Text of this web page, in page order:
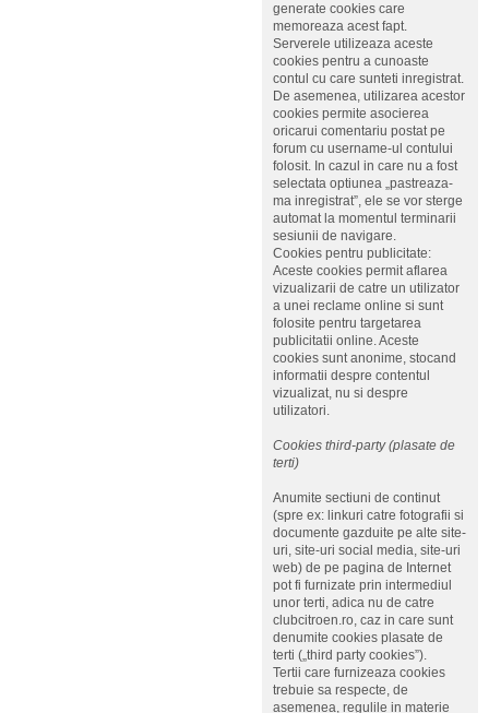
generate cookies care
memoreaza acest fapt.
Serverele utilizeaza aceste
cookies pentru a cunoaste
contul cu care sunteti inregistrat.
De asemenea, utilizarea acestor
cookies permite asocierea
oricarui comentariu postat pe
forum cu username-ul contului
folosit. In cazul in care nu a fost
selectata optiunea „pastreaza-
ma inregistrat”, ele se vor sterge
automat la momentul terminarii
sesiunii de navigare.
Cookies pentru publicitate:
Aceste cookies permit aflarea
vizualizarii de catre un utilizator
a unei reclame online si sunt
folosite pentru targetarea
publicitatii online. Aceste
cookies sunt anonime, stocand
informatii despre contentul
vizualizat, nu si despre
utilizatori.
Cookies third-party (plasate de
terti)
Anumite sectiuni de continut
(spre ex: linkuri catre fotografii si
documente gazduite pe alte site-
uri, site-uri social media, site-uri
web) de pe pagina de Internet
pot fi furnizate prin intermediul
unor terti, adica nu de catre
clubcitroen.ro, caz in care sunt
denumite cookies plasate de
terti („third party cookies”).
Tertii care furnizeaza cookies
trebuie sa respecte, de
asemenea, regulile in materie